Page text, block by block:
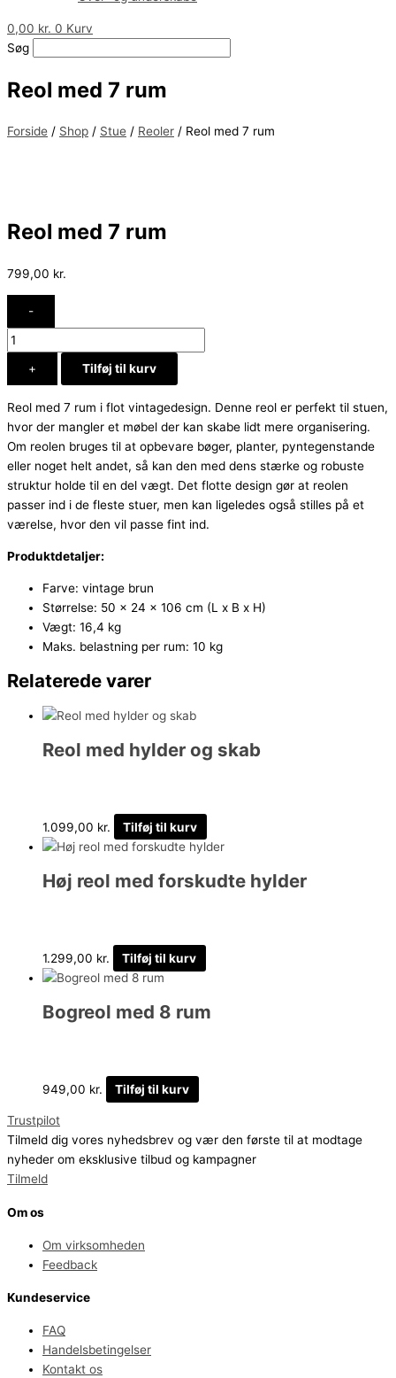
0,00 kr. 0 Kurv
Søg
Reol med 7 rum
Forside / Shop / Stue / Reoler / Reol med 7 rum
Reol med 7 rum
799,00 kr.
-
+ Tilføj til kurv
Reol med 7 rum i flot vintagedesign. Denne reol er perfekt til stuen,
hvor der mangler et møbel der kan skabe lidt mere organisering.
Om reolen bruges til at opbevare bøger, planter, pyntegenstande
eller noget helt andet, så kan den med dens stærke og robuste
struktur holde til en del vægt. Det flotte design gør at reolen
passer ind i de fleste stuer, men kan ligeledes også stilles på et
værelse, hvor den vil passe fint ind.
Produktdetaljer:
Farve: vintage brun
Størrelse: 50 x 24 x 106 cm (L x B x H)
Vægt: 16,4 kg
Maks. belastning per rum: 10 kg
Relaterede varer
Reol med hylder og skab
1.099,00 kr. Tilføj til kurv
Høj reol med forskudte hylder
1.299,00 kr. Tilføj til kurv
Bogreol med 8 rum
949,00 kr. Tilføj til kurv
Trustpilot
Tilmeld dig vores nyhedsbrev og vær den første til at modtage
nyheder om eksklusive tilbud og kampagner
Tilmeld
Om os
Om virksomheden
Feedback
Kundeservice
FAQ
Handelsbetingelser
Kontakt os